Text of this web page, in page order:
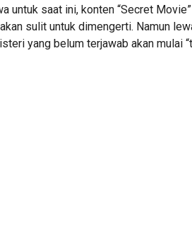
untuk saat ini, konten “Secret
sulit untuk dimengerti. Namun
yang belum terjawab akan mulai